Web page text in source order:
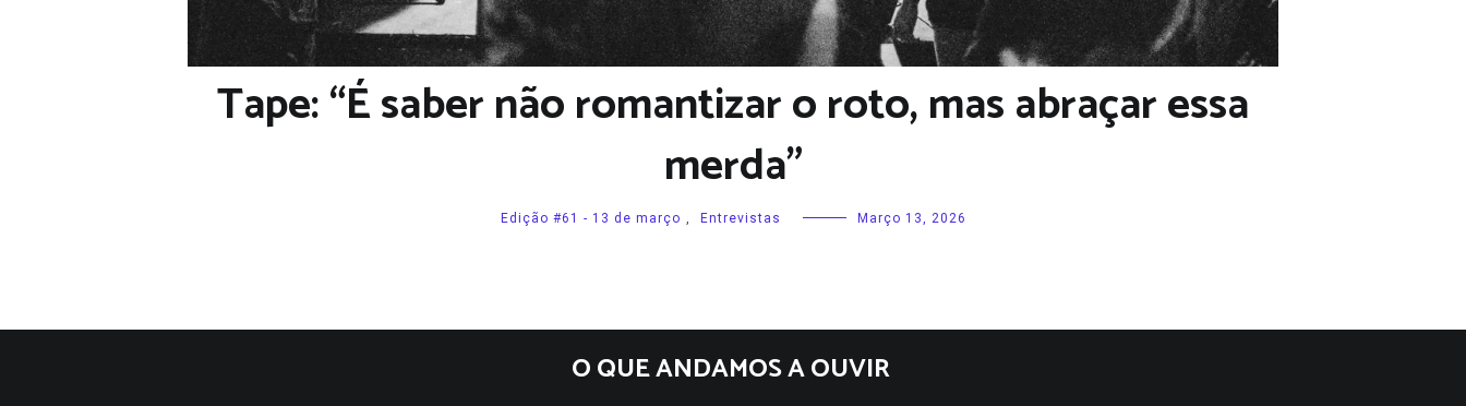
Tape: “É saber não romantizar o roto, mas abraçar essa
merda”
Edição #61 - 13 de março Entrevistas Março 13, 2026
O QUE ANDAMOS A OUVIR